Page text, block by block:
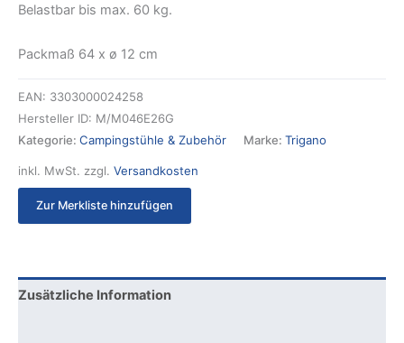
Belastbar bis max. 60 kg.
Packmaß 64 x ø 12 cm
EAN: 3303000024258
Hersteller ID: M/M046E26G
Kategorie: Campingstühle & Zubehör Marke: Trigano
inkl. MwSt. zzgl. Versandkosten
Zur Merkliste hinzufügen
Zusätzliche Information